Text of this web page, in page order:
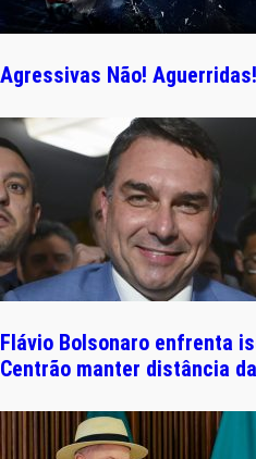
Agressivas Não! Aguerridas!
Flávio Bolsonaro enfrenta
Centrão manter distância